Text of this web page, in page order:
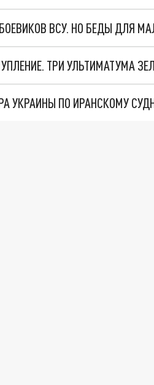
ВСУ. НО БЕДЫ ДЛЯ
УКРАИНЫ ПО ИРАНСКОМУ